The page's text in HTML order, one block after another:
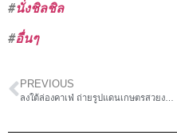
#นั่งชิลชิล
#อื่นๆ
PREVIOUS